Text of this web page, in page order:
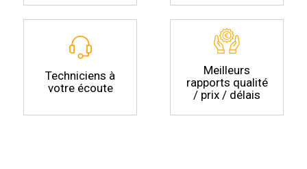
Techniciens à
votre écoute
Meilleurs
rapports qualité
/ prix / délais